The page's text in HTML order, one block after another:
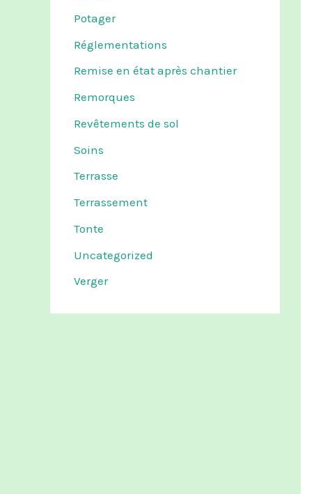
Potager
Réglementations
Remise en état après chantier
Remorques
Revêtements de sol
Soins
Terrasse
Terrassement
Tonte
Uncategorized
Verger